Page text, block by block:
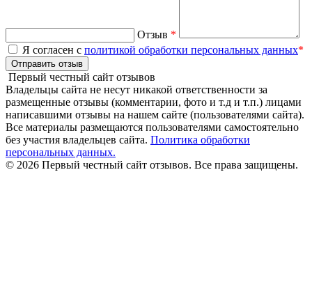
Отзыв *
Я согласен с политикой обработки персональных данных*
Отправить отзыв
Первый честный сайт отзывов
Владельцы сайта не несут никакой ответственности за
размещенные отзывы (комментарии, фото и т.д и т.п.) лицами
написавшими отзывы на нашем сайте (пользователями сайта).
Все материалы размещаются пользователями самостоятельно
без участия владельцев сайта. Политика обработки
персональных данных.
© 2026 Первый честный сайт отзывов. Все права защищены.